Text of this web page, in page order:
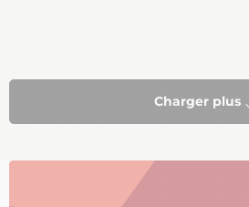
Charger plus